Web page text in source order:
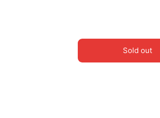
Sold out